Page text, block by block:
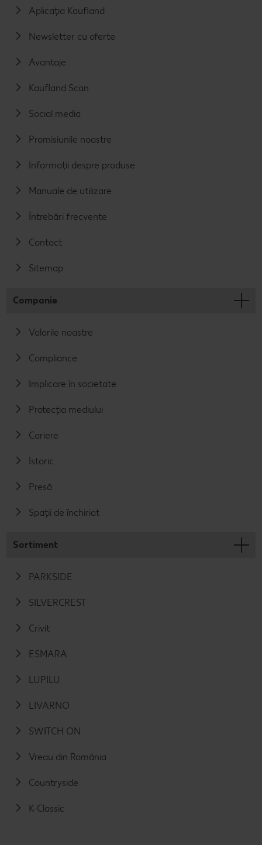
Aplicația Kaufland
Newsletter cu oferte
Avantaje
Kaufland Scan
Social media
Promisiunile noastre
Informații despre produse
Manuale de utilizare
Întrebări frecvente
Contact
Sitemap
Companie
Valorile noastre
Compliance
Implicare în societate
Protecția mediului
Cariere
Istoric
Presă
Spații de închiriat
Sortiment
PARKSIDE
SILVERCREST
Crivit
ESMARA
LUPILU
LIVARNO
SWITCH ON
Vreau din România
Countryside
K-Classic